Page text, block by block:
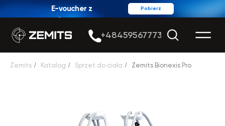
Pobierz
E-voucher z
rabatem
Zemits / Katalog / Sprzet do ciała / Zemits Bionexis Pro